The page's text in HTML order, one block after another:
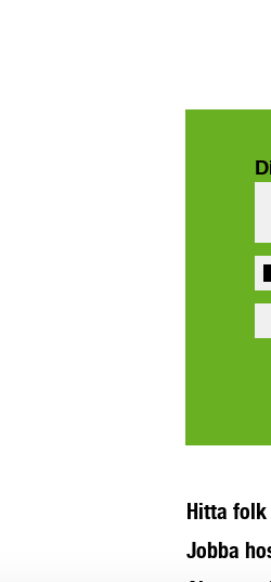
Hitta folk
Jobba